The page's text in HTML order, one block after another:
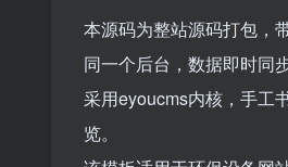
本源码为整站源码打包，
同一个后台，数据即时同
采用eyoucms内核，手工
览。